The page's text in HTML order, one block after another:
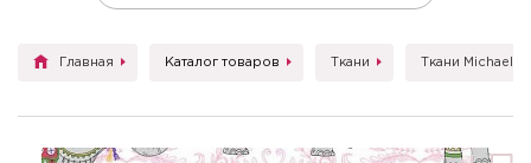
Главная Каталог товаров Ткани Ткани Michael